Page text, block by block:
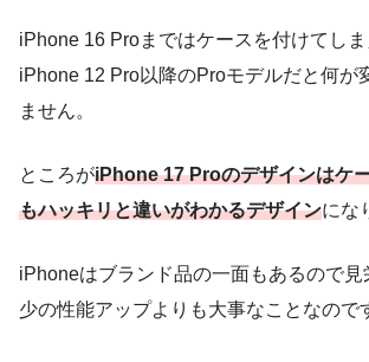
iPhone 16 Proまではケースを付けてし
iPhone 12 Pro以降のProモデルだと何が
ません。
ところがiPhone 17 Proのデザインはケ
もハッキリと違いがわかるデザインにな
iPhoneはブランド品の一面もあるので見
少の性能アップよりも大事なことなので